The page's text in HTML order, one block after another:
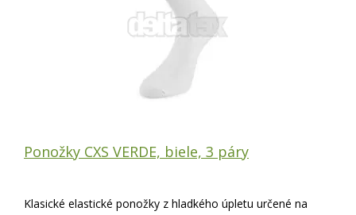
Ponožky CXS VERDE, biele, 3 páry
Klasické elastické ponožky z hladkého úpletu určené na